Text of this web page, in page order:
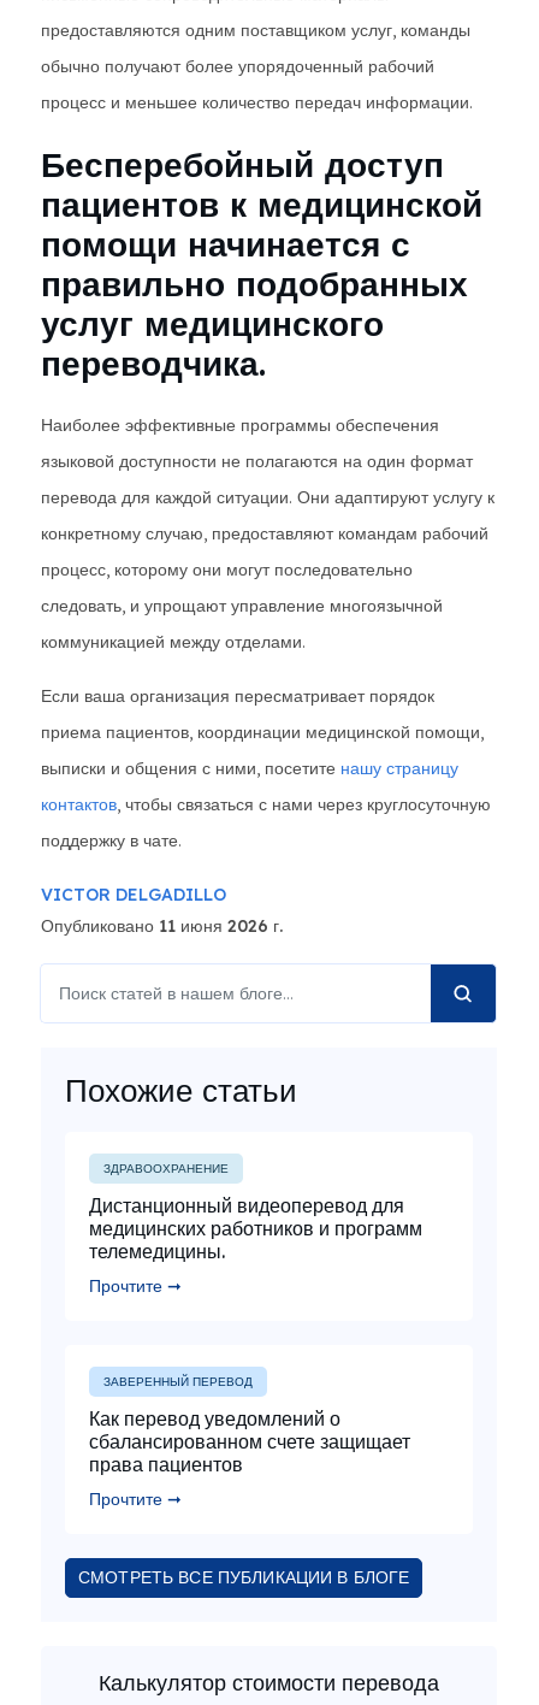
предоставляются одним поставщиком услуг, команды
обычно получают более упорядоченный рабочий
процесс и меньшее количество передач информации.
Бесперебойный доступ
пациентов к медицинской
помощи начинается с
правильно подобранных
услуг медицинского
переводчика.
Наиболее эффективные программы обеспечения
языковой доступности не полагаются на один формат
перевода для каждой ситуации. Они адаптируют услугу к
конкретному случаю, предоставляют командам рабочий
процесс, которому они могут последовательно
следовать, и упрощают управление многоязычной
коммуникацией между отделами.
Если ваша организация пересматривает порядок
приема пациентов, координации медицинской помощи,
выписки и общения с ними, посетите нашу страницу
контактов, чтобы связаться с нами через круглосуточную
поддержку в чате.
VICTOR DELGADILLO
Опубликовано 11 июня 2026 г.
Похожие статьи
ЗДРАВООХРАНЕНИЕ
Дистанционный видеоперевод для
медицинских работников и программ
телемедицины.
Прочтите ➞
ЗАВЕРЕННЫЙ ПЕРЕВОД
Как перевод уведомлений о
сбалансированном счете защищает
права пациентов
Прочтите ➞
СМОТРЕТЬ ВСЕ ПУБЛИКАЦИИ В БЛОГЕ
Калькулятор стоимости перевода